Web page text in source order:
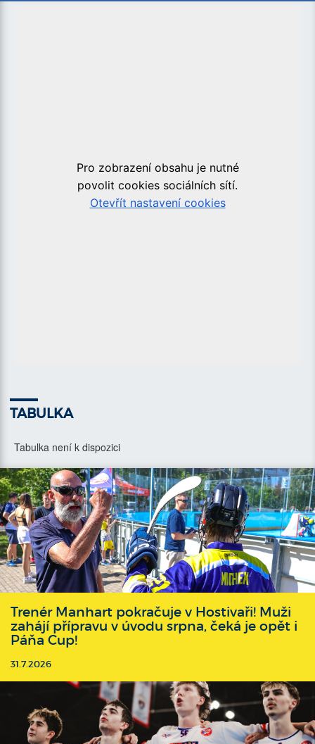
TABULKA
Tabulka není k dispozici
Trenér Manhart pokračuje v Hostivaři! Muži
zahájí přípravu v úvodu srpna, čeká je opět i
Páňa Cup!
31.7.2026